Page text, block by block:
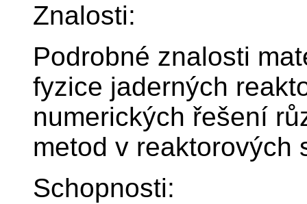
Znalosti:
Podrobné znalosti
fyzice jaderných
numerických řešení
metod v reaktorových
Schopnosti: